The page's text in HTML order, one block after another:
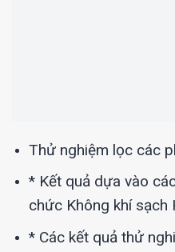
Thử nghiệm lọc các
* Kết quả dựa vào
chức Không khí sạch
* Các kết quả thử